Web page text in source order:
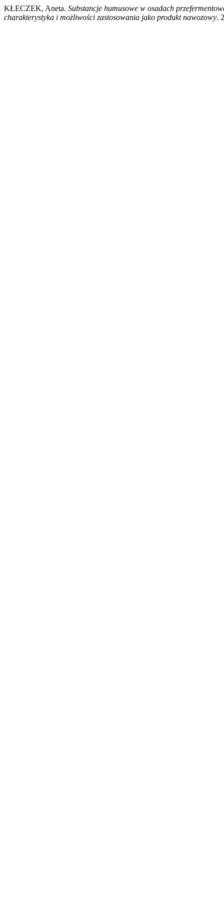
KŁECZEK, Aneta. Substancje humusowe w osadach
charakterystyka i możliwości zastosowania jako produkt nawozowy.